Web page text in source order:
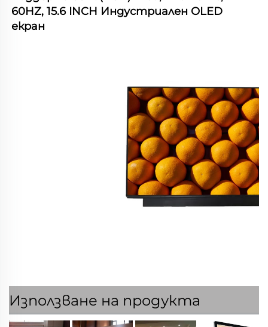
60HZ, 15.6 INCH Индустриален OLED
екран
Използване на продукта